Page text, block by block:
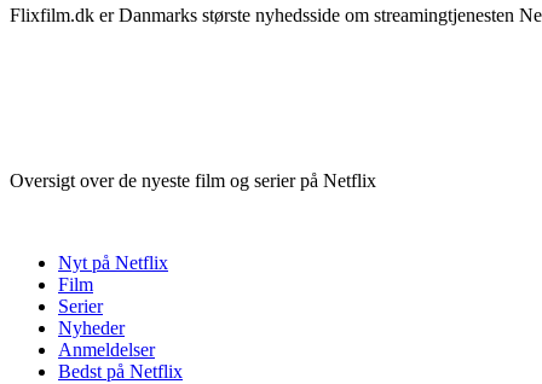
Flixfilm.dk er Danmarks største nyhedsside om streamingtjenesten
Oversigt over de nyeste film og serier på Netflix
Nyt på Netflix
Film
Serier
Nyheder
Anmeldelser
Bedst på Netflix